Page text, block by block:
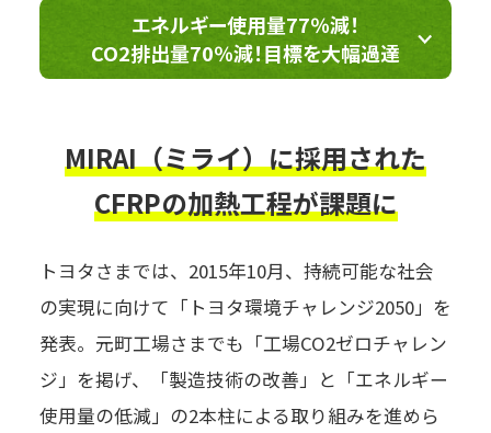
エネルギー使用量77％減！
CO2排出量70％減！目標を大幅過達
MIRAI（ミライ）に採用された
CFRPの加熱工程が課題に
トヨタさまでは、2015年10月、持続可能な社会
の実現に向けて「トヨタ環境チャレンジ2050」を
発表。元町工場さまでも「工場CO2ゼロチャレン
ジ」を掲げ、「製造技術の改善」と「エネルギー
使用量の低減」の2本柱による取り組みを進めら